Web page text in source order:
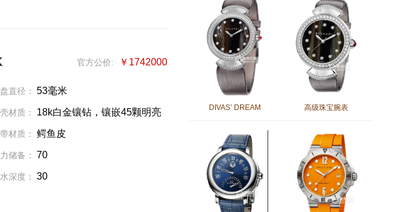
直径： 53毫米
材质：
18k白金镶钻，镶嵌45颗明亮
材质： 鳄鱼皮
储备： 70
深度：
30
官方公价: ￥1742000
DIVAS’ DREAM 高级珠宝腕表